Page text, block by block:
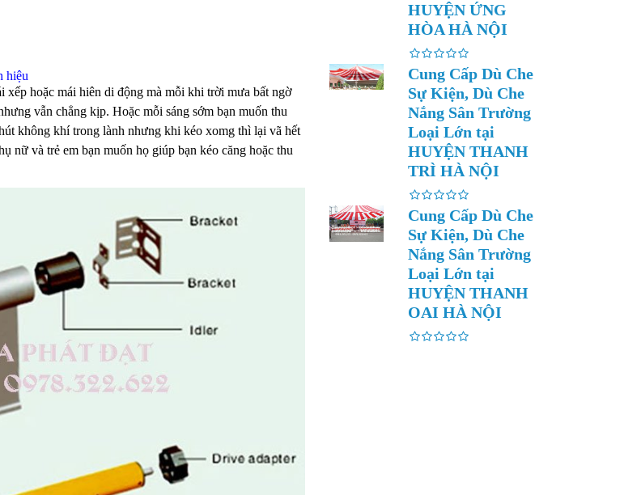
hiệu
hoặc mái hiên di động mà mỗi khi trời mưa bất ngờ
vẫn chẳng kịp. Hoặc mỗi sáng sớm bạn muốn thu
không khí trong lành nhưng khi kéo xomg thì lại vã hết
nữ và trẻ em bạn muốn họ giúp bạn kéo căng hoặc thu
HUYỆN ỨNG
HÒA HÀ NỘI
Cung Cấp Dù Che
Sự Kiện, Dù Che
Nắng Sân Trường
Loại Lớn tại
HUYỆN THANH
TRÌ HÀ NỘI
Cung Cấp Dù Che
Sự Kiện, Dù Che
Nắng Sân Trường
Loại Lớn tại
HUYỆN THANH
OAI HÀ NỘI